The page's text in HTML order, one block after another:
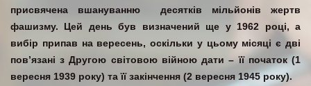
присвячена вшануванню десятків мільйонів жертв
фашизму. Цей день був визначений ще у 1962 році, а
вибір припав на вересень, оскільки у цьому місяці є дві
пов’язані з Другою світовою війною дати – її початок (1
вересня 1939 року) та її закінчення (2 вересня 1945 року).